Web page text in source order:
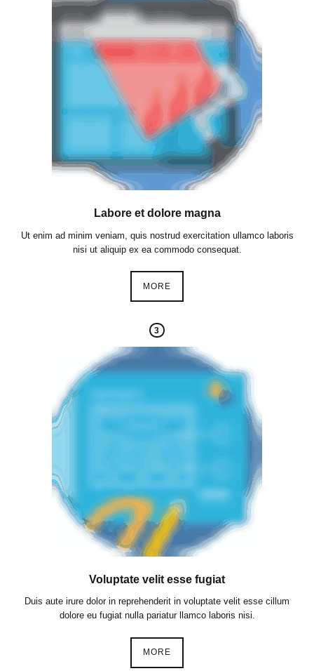
Labore et dolore magna
Ut enim ad minim veniam, quis nostrud exercitation ullamco laboris
nisi ut aliquip ex ea commodo consequat.
MORE
3
Voluptate velit esse fugiat
Duis aute irure dolor in reprehenderit in voluptate velit esse cillum
dolore eu fugiat nulla pariatur llamco laboris nisi.
MORE